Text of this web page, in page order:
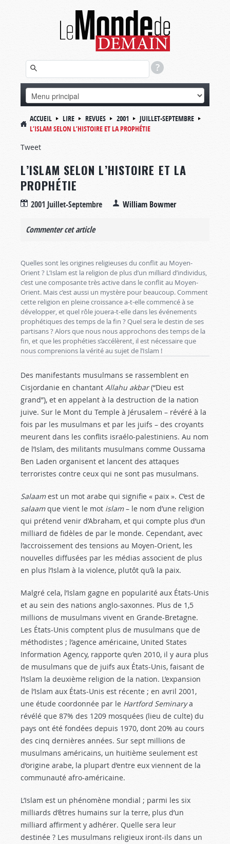
ACCUEIL LIRE REVUES 2001
JUILLET-SEPTEMBRE
L’ISLAM SELON L’HISTOIRE ET LA PROPHÉTIE
Tweet
L’ISLAM SELON L’HISTOIRE ET LA
PROPHÉTIE
2001 Juillet-Septembre William Bowmer
Commenter cet article
Quelles sont les origines religieuses du conflit au Moyen-
Orient ? L’Islam est la religion de plus d’un milliard d’individus,
c’est une composante très active dans le conflit au Moyen-
Orient. Mais c’est aussi un mystère pour beaucoup. Comment
cette religion en pleine croissance a-t-elle commencé à se
développer, et quel rôle jouera-t-elle dans les événements
prophétiques des temps de la fin ? Quel sera le destin de ses
partisans ? Alors que nous nous approchons des temps de la
fin, et que les prophéties s’accélèrent, il est nécessaire que
nous comprenions la vérité au sujet de l’Islam !
Des manifestants musulmans se rassemblent en
Cisjordanie en chantant Allahu akbar(“Dieu est
grand”), et en appelant à la destruction de la nation
juive. Sur le Mont du Temple à Jérusalem – révéré à la
fois par les musulmans et par les juifs – des croyants
meurent dans les conflits israélo-palestiniens. Au nom
de l’Islam, des militants musulmans comme Oussama
Ben Laden organisent et lancent des attaques
terroristes contre ceux qui ne sont pas musulmans.
Salaamest un mot arabe qui signifie « paix ». C’est de
salaamque vient le mot islam– le nom d’une religion
qui prétend venir d’Abraham, et qui compte plus d’un
milliard de fidèles de par le monde. Cependant, avec
l’accroissement des tensions au Moyen-Orient, les
nouvelles diffusées par les médias associent de plus
en plus l’Islam à la violence, plutôt qu’à la paix.
Malgré cela, l’Islam gagne en popularité aux États-Unis
et au sein des nations anglo-saxonnes. Plus de 1,5
millions de musulmans vivent en Grande-Bretagne.
Les États-Unis comptent plus de musulmans que de
méthodistes ; l’agence américaine, United States
Information Agency, rapporte qu’en 2010, il y aura plus
de musulmans que de juifs aux États-Unis, faisant de
l’Islam la deuxième religion de la nation. L’expansion
de l’Islam aux États-Unis est récente ; en avril 2001,
une étude coordonnée par le Hartford Seminarya
révélé que 87% des 1209 mosquées (lieu de culte) du
pays ont été fondées depuis 1970, dont 20% au cours
des cinq dernières années. Sur sept millions de
musulmans américains, un huitième seulement est
d’origine arabe, la plupart d’entre eux viennent de la
communauté afro-américaine.
L’Islam est un phénomène mondial ; parmi les six
milliards d’êtres humains sur la terre, plus d’un
milliard affirment y adhérer. Quelle sera leur
destinée ? Les musulmans religieux iront-ils dans un